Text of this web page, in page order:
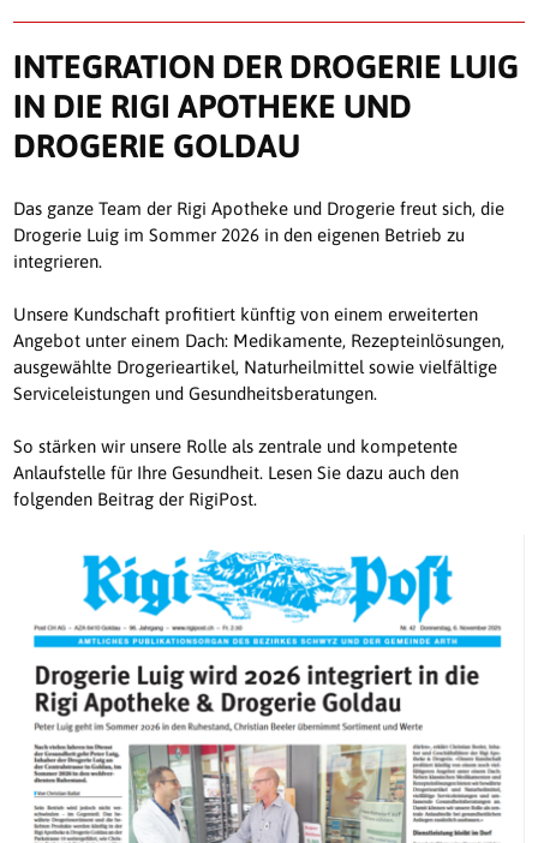
INTEGRATION DER DROGERIE LUIG
IN DIE RIGI APOTHEKE UND
DROGERIE GOLDAU
Das ganze Team der Rigi Apotheke und Drogerie freut sich, die
Drogerie Luig im Sommer 2026 in den eigenen Betrieb zu
integrieren.
Unsere Kundschaft profitiert künftig von einem erweiterten
Angebot unter einem Dach: Medikamente, Rezepteinlösungen,
ausgewählte Drogerieartikel, Naturheilmittel sowie vielfältige
Serviceleistungen und Gesundheitsberatungen.
So stärken wir unsere Rolle als zentrale und kompetente
Anlaufstelle für Ihre Gesundheit. Lesen Sie dazu auch den
folgenden Beitrag der RigiPost.